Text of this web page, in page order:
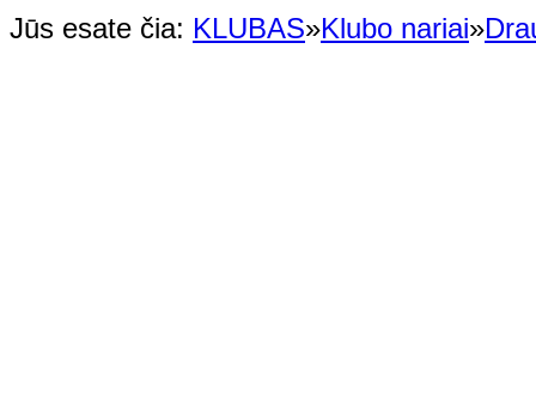
Jūs esate čia: KLUBAS»Klubo nariai»